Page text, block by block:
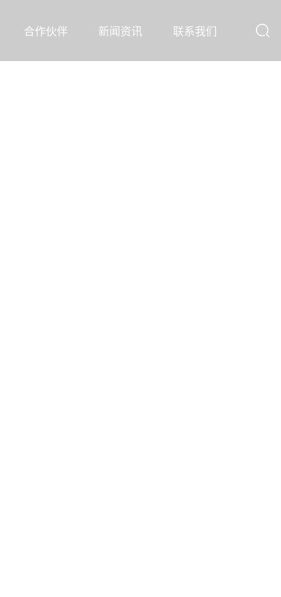
合作伙伴 新闻资讯 联系我们